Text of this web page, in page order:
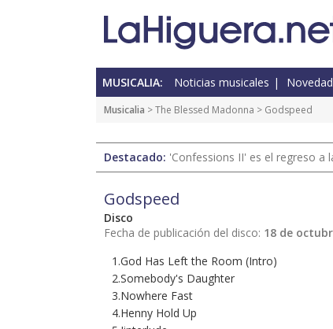
MUSICALIA: Noticias musicales
Musicalia > The Blessed Madonna > Godspeed
Destacado: 'Confessions II' es el regreso a
Godspeed
Disco
Fecha de publicación del disco: 18 de
1.God Has Left the Room (Intro)
2.Somebody's Daughter
3.Nowhere Fast
4.Henny Hold Up